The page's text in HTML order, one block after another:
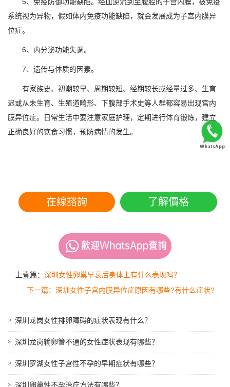
系统视为异物，假如体内免疫功能缺陷，就会发展成为子宫内膜异
位症。
6、内分泌功能失调。
7、遗传与体质的因素。
有家族史、初潮较早、周期较短、经期较长或经量过多、生育
迟或从未生育、生殖道畸形、下腹部手术史等人群都容易出现宫内
膜异位症。日常生活中要注意家庭护理，定期进行体育锻炼，建立
正确良好的饮食习惯，预防病情的发生。
在線諮詢 了解價格
上壹篇： 深圳女性卵巢早衰后身体上有什么表现吗？
下一篇：深圳女性子宫内膜异位症原因有哪些?有什么症状?
深圳龙岗女性排卵障碍的症状表现有什么？
深圳龙岗输卵管不通的女性症状表现有哪些？
深圳罗湖女性子宫性不孕的早期症状有哪些？
深圳卵巢性不孕治疗方法有哪些？